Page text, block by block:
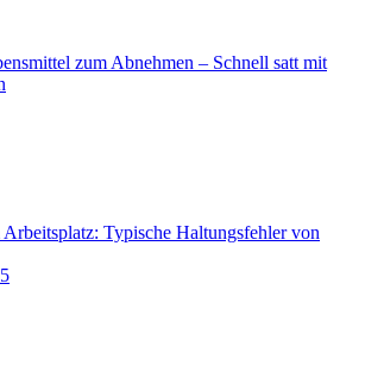
zum Abnehmen – Schnell satt mit
Typische Haltungsfehler von